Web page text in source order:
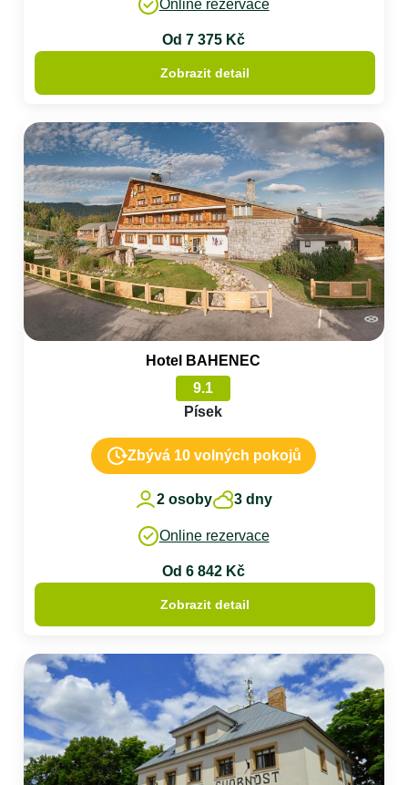
Online rezervace
Od 7 375 Kč
Zobrazit detail
Hotel BAHENEC
9.1
Písek
Zbývá 10 volných pokojů
2 osoby 3 dny
Online rezervace
Od 6 842 Kč
Zobrazit detail